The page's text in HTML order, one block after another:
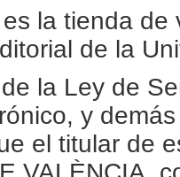
la tienda
de la
la Ley de
y
el titular de